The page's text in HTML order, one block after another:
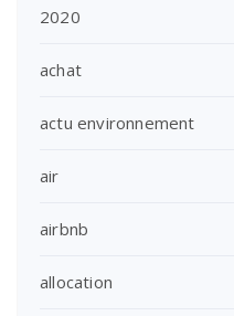
2020
achat
actu environnement
air
airbnb
allocation